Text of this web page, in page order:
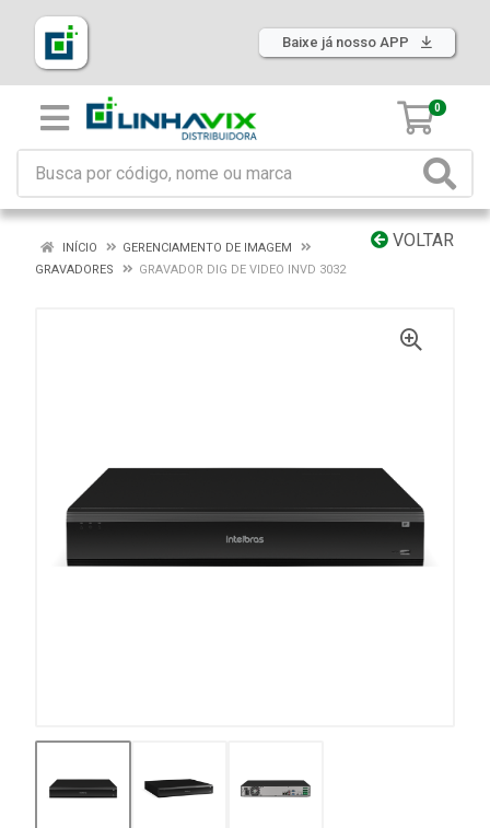
Baixe já nosso APP
0
VOLTAR
INÍCIO
GERENCIAMENTO DE IMAGEM
GRAVADORES
GRAVADOR DIG DE VIDEO INVD 3032